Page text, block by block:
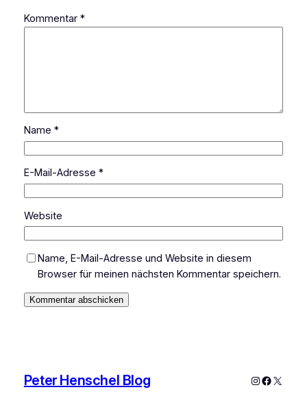
Kommentar *
Name *
E-Mail-Adresse *
Website
Name, E-Mail-Adresse und Website in diesem
Browser für meinen nächsten Kommentar speichern.
Peter Henschel Blog Instagram
X